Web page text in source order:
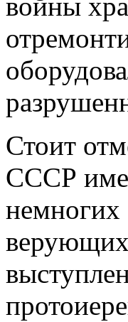
Стоит
СССР
немногих